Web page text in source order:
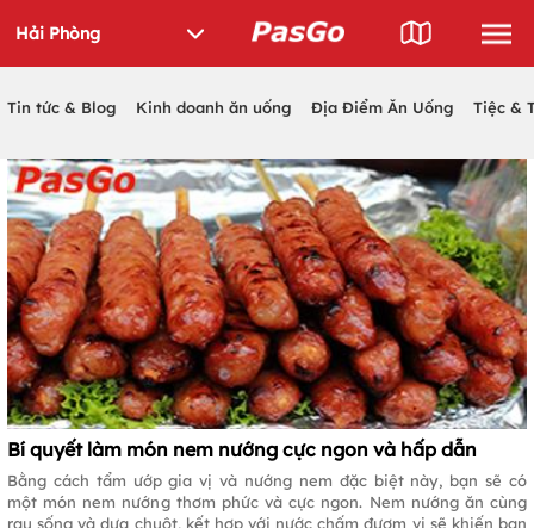
Tin tức & Blog Kinh doanh ăn uống Địa Điểm Ăn Uống Tiệc &
Bí quyết làm món nem nướng cực ngon và hấp dẫn
Bằng cách tẩm ướp gia vị và nướng nem đặc biệt này, bạn sẽ có
một món nem nướng thơm phức và cực ngon. Nem nướng ăn cùng
rau sống và dưa chuột, kết hợp với nước chấm đượm vị sẽ khiến bạn